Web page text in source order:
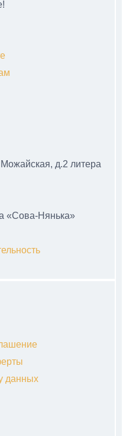
Можайская, д.2 литера
«Сова-Нянька»
данных